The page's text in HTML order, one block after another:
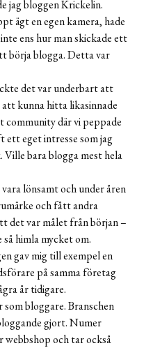
jag bloggen Krickelin.
ägt en egen kamera, hade
ens hur man skickade ett
börja blogga. Detta var
det var underbart att
kunna hitta likasinnade
där vi peppade
ett eget intresse som jag
bara blogga mest hela
lönsamt och under åren
och fått andra
det var målet från början –
himla mycket om.
gav mig till exempel en
på samma företag
år tidigare.
bloggare. Branschen
gjort. Numer
webbshop och tar också